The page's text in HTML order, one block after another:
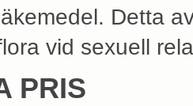
Detta
vid sexuell
PRIS